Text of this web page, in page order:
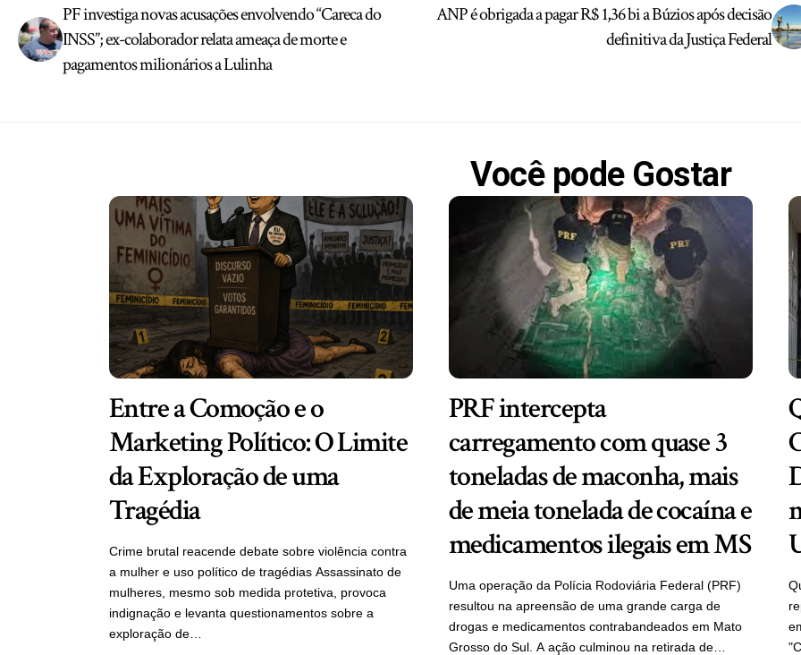
PF investiga novas acusações envolvendo “Careca do
INSS”; ex-colaborador relata ameaça de morte e
pagamentos milionários a Lulinha
ANP é obrigada a pagar R$ 1,36 bi a Búzios após decisão
definitiva da Justiça Federal
Você pode Gostar
Entre a Comoção e o
Marketing Político: O Limite
da Exploração de uma
Tragédia
Crime brutal reacende debate sobre violência contra
a mulher e uso político de tragédias Assassinato de
mulheres, mesmo sob medida protetiva, provoca
indignação e levanta questionamentos sobre a
exploração de…
PRF intercepta
carregamento com quase 3
toneladas de maconha, mais
de meia tonelada de cocaína e
medicamentos ilegais em MS
Uma operação da Polícia Rodoviária Federal (PRF)
resultou na apreensão de uma grande carga de
drogas e medicamentos contrabandeados em Mato
Grosso do Sul. A ação culminou na retirada de…